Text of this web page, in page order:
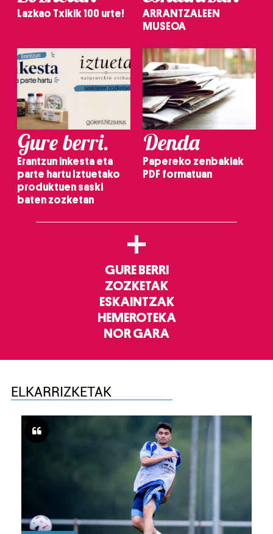
Lazkao Txikik 100 urte!
ARRANTZALEEN
MUSEOA
Gure berri.
Erantzun inkesta eta
parte hartu Iztuetako
produktuen saski
baten zozketan
Denda
Papereko zenbakiak
PDF formatuan
+
GURE BERRI
ZOZKETAK
ESKAINTZAK
HEMEROTEKA
NOR GARA
ELKARRIZKETAK